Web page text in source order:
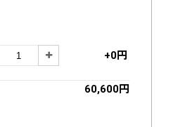
+0円
60,600円